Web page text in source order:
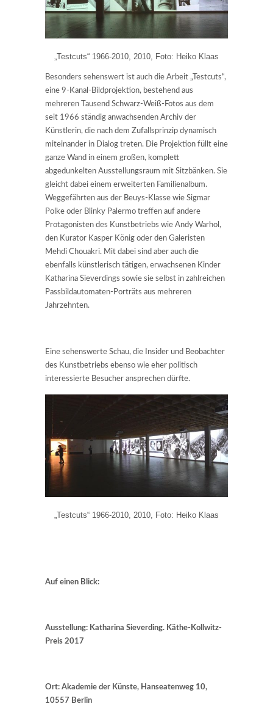
„Testcuts“ 1966-2010, 2010, Foto: Heiko Klaas
Besonders sehenswert ist auch die Arbeit „Testcuts“,
eine 9-Kanal-Bildprojektion, bestehend aus
mehreren Tausend Schwarz-Weiß-Fotos aus dem
seit 1966 ständig anwachsenden Archiv der
Künstlerin, die nach dem Zufallsprinzip dynamisch
miteinander in Dialog treten. Die Projektion füllt eine
ganze Wand in einem großen, komplett
abgedunkelten Ausstellungsraum mit Sitzbänken. Sie
gleicht dabei einem erweiterten Familienalbum.
Weggefährten aus der Beuys-Klasse wie Sigmar
Polke oder Blinky Palermo treffen auf andere
Protagonisten des Kunstbetriebs wie Andy Warhol,
den Kurator Kasper König oder den Galeristen
Mehdi Chouakri. Mit dabei sind aber auch die
ebenfalls künstlerisch tätigen, erwachsenen Kinder
Katharina Sieverdings sowie sie selbst in zahlreichen
Passbildautomaten-Porträts aus mehreren
Jahrzehnten.
Eine sehenswerte Schau, die Insider und Beobachter
des Kunstbetriebs ebenso wie eher politisch
interessierte Besucher ansprechen dürfte.
„Testcuts“ 1966-2010, 2010, Foto: Heiko Klaas
Auf einen Blick:
Ausstellung: Katharina Sieverding. Käthe-Kollwitz-
Preis 2017
Ort: Akademie der Künste, Hanseatenweg 10,
10557 Berlin